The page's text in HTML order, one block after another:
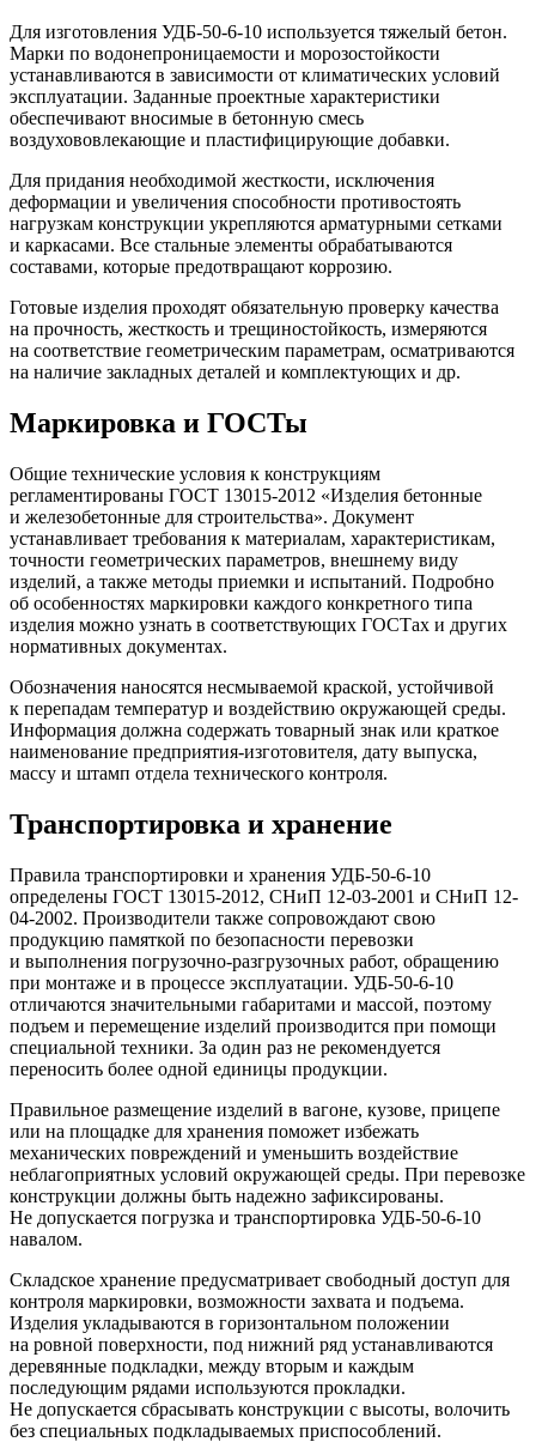
Для изготовления УДБ-50-6-10 используется тяжелый бетон.
Марки по водонепроницаемости и морозостойкости
устанавливаются в зависимости от климатических условий
эксплуатации. Заданные проектные характеристики
обеспечивают вносимые в бетонную смесь
воздухововлекающие и пластифицирующие добавки.
Для придания необходимой жесткости, исключения
деформации и увеличения способности противостоять
нагрузкам конструкции укрепляются арматурными сетками
и каркасами. Все стальные элементы обрабатываются
составами, которые предотвращают коррозию.
Готовые изделия проходят обязательную проверку качества
на прочность, жесткость и трещиностойкость, измеряются
на соответствие геометрическим параметрам, осматриваются
на наличие закладных деталей и комплектующих и др.
Маркировка и ГОСТы
Общие технические условия к конструкциям
регламентированы ГОСТ 13015-2012 «Изделия бетонные
и железобетонные для строительства». Документ
устанавливает требования к материалам, характеристикам,
точности геометрических параметров, внешнему виду
изделий, а также методы приемки и испытаний. Подробно
об особенностях маркировки каждого конкретного типа
изделия можно узнать в соответствующих ГОСТах и других
нормативных документах.
Обозначения наносятся несмываемой краской, устойчивой
к перепадам температур и воздействию окружающей среды.
Информация должна содержать товарный знак или краткое
наименование предприятия-изготовителя, дату выпуска,
массу и штамп отдела технического контроля.
Транспортировка и хранение
Правила транспортировки и хранения УДБ-50-6-10
определены ГОСТ 13015-2012, СНиП 12-03-2001 и СНиП 12-
04-2002. Производители также сопровождают свою
продукцию памяткой по безопасности перевозки
и выполнения погрузочно-разгрузочных работ, обращению
при монтаже и в процессе эксплуатации. УДБ-50-6-10
отличаются значительными габаритами и массой, поэтому
подъем и перемещение изделий производится при помощи
специальной техники. За один раз не рекомендуется
переносить более одной единицы продукции.
Правильное размещение изделий в вагоне, кузове, прицепе
или на площадке для хранения поможет избежать
механических повреждений и уменьшить воздействие
неблагоприятных условий окружающей среды. При перевозке
конструкции должны быть надежно зафиксированы.
Не допускается погрузка и транспортировка УДБ-50-6-10
навалом.
Складское хранение предусматривает свободный доступ для
контроля маркировки, возможности захвата и подъема.
Изделия укладываются в горизонтальном положении
на ровной поверхности, под нижний ряд устанавливаются
деревянные подкладки, между вторым и каждым
последующим рядами используются прокладки.
Не допускается сбрасывать конструкции с высоты, волочить
без специальных подкладываемых приспособлений.